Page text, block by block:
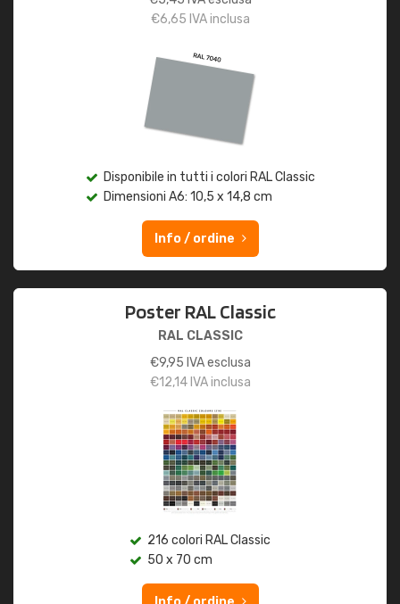
€6,65 IVA inclusa
Disponibile in tutti i colori RAL Classic
Dimensioni A6: 10,5 x 14,8 cm
Info / ordine
Poster RAL Classic
RAL CLASSIC
€9,95 IVA esclusa
€12,14IVA inclusa
216 colori RAL Classic
50 x 70 cm